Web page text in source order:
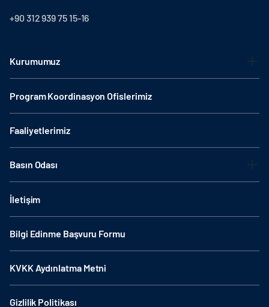
+90 312 939 75 15-16
Kurumumuz
Program Koordinasyon Ofislerimiz
Faaliyetlerimiz
Basın Odası
İletişim
Bilgi Edinme Başvuru Formu
KVKK Aydınlatma Metni
Gizlilik Politikası